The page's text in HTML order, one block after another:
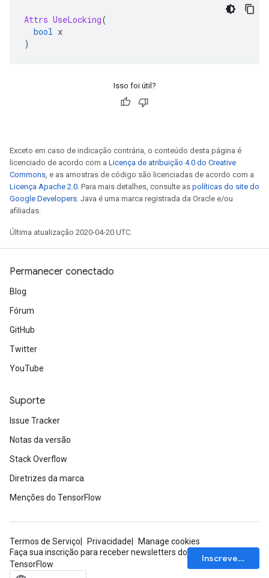
Attrs UseLocking(
bool x
)
Isso foi útil?
Exceto em caso de indicação contrária, o conteúdo desta página é
licenciado de acordo com a Licença de atribuição 4.0 do Creative
Commons, e as amostras de código são licenciadas de acordo com a
Licença Apache 2.0. Para mais detalhes, consulte as políticas do site do
Google Developers. Java é uma marca registrada da Oracle e/ou
afiliadas.
Última atualização 2020-04-20 UTC.
Permanecer conectado
Blog
Fórum
GitHub
Twitter
YouTube
Suporte
Issue Tracker
Notas da versão
Stack Overflow
Diretrizes da marca
Menções do TensorFlow
Termos de Serviço Privacidade
Manage cookies
Faça sua inscrição para receber newsletters do
TensorFlow
Inscrever-se